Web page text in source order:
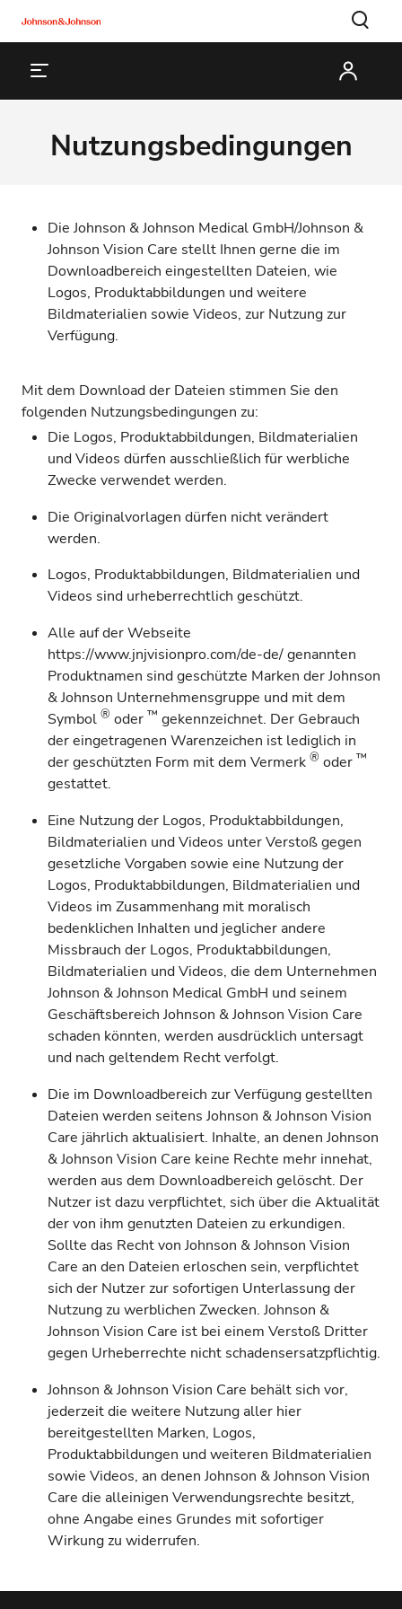
Nutzungsbedingungen
Die Johnson & Johnson Medical GmbH/Johnson &
Johnson Vision Care stellt Ihnen gerne die im
Downloadbereich eingestellten Dateien, wie
Logos, Produktabbildungen und weitere
Bildmaterialien sowie Videos, zur Nutzung zur
Verfügung.
Mit dem Download der Dateien stimmen Sie den
folgenden Nutzungsbedingungen zu:
Die Logos, Produktabbildungen, Bildmaterialien
und Videos dürfen ausschließlich für werbliche
Zwecke verwendet werden.
Die Originalvorlagen dürfen nicht verändert
werden.
Logos, Produktabbildungen, Bildmaterialien und
Videos sind urheberrechtlich geschützt.
Alle auf der Webseite
https://www.jnjvisionpro.com/de-de/genannten
Produktnamen sind geschützte Marken der Johnson
& Johnson Unternehmensgruppe und mit dem
Symbol ® oder ™ gekennzeichnet. Der Gebrauch
der eingetragenen Warenzeichen ist lediglich in
der geschützten Form mit dem Vermerk ® oder ™
gestattet.
Eine Nutzung der Logos, Produktabbildungen,
Bildmaterialien und Videos unter Verstoß gegen
gesetzliche Vorgaben sowie eine Nutzung der
Logos, Produktabbildungen, Bildmaterialien und
Videos im Zusammenhang mit moralisch
bedenklichen Inhalten und jeglicher andere
Missbrauch der Logos, Produktabbildungen,
Bildmaterialien und Videos, die dem Unternehmen
Johnson & Johnson Medical GmbH und seinem
Geschäftsbereich Johnson & Johnson Vision Care
schaden könnten, werden ausdrücklich untersagt
und nach geltendem Recht verfolgt.
Die im Downloadbereich zur Verfügung gestellten
Dateien werden seitens Johnson & Johnson Vision
Care jährlich aktualisiert. Inhalte, an denen Johnson
& Johnson Vision Care keine Rechte mehr innehat,
werden aus dem Downloadbereich gelöscht. Der
Nutzer ist dazu verpflichtet, sich über die Aktualität
der von ihm genutzten Dateien zu erkundigen.
Sollte das Recht von Johnson & Johnson Vision
Care an den Dateien erloschen sein, verpflichtet
sich der Nutzer zur sofortigen Unterlassung der
Nutzung zu werblichen Zwecken. Johnson &
Johnson Vision Care ist bei einem Verstoß Dritter
gegen Urheberrechte nicht schadensersatzpflichtig.
Johnson & Johnson Vision Care behält sich vor,
jederzeit die weitere Nutzung aller hier
bereitgestellten Marken, Logos,
Produktabbildungen und weiteren Bildmaterialien
sowie Videos, an denen Johnson & Johnson Vision
Care die alleinigen Verwendungsrechte besitzt,
ohne Angabe eines Grundes mit sofortiger
Wirkung zu widerrufen.